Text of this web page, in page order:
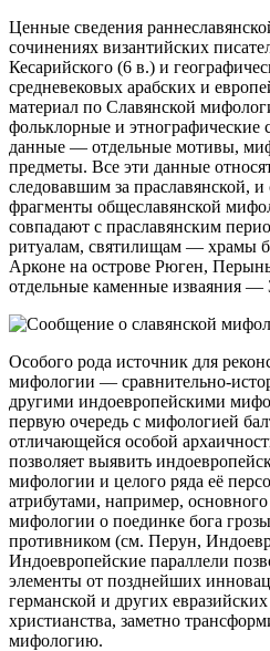
Ценные сведения
сочинениях византийских
Кесарийского (6 в.) и
средневековых арабских и
материал по Славянской
фольклорные и этнографические
данные — отдельные мотивы,
предметы. Все эти данные
следовавшим за праславянской,
фрагменты общеславянской
совпадают с праславянским
ритуалам, святилищам — храмы
Арконе на острове Рюген,
отдельные каменные изваяния —
Особого рода источник для
мифологии — сравнительно-
другими индоевропейскими
первую очередь с мифологией
отличающейся особой
позволяет выявить
мифологии и целого ряда её
атрибутами, например,
мифологии о поединке бога
противником (см. Перун,
Индоевропейские параллели
элементы от позднейших
германской и других
христианства, заметно
мифологию.